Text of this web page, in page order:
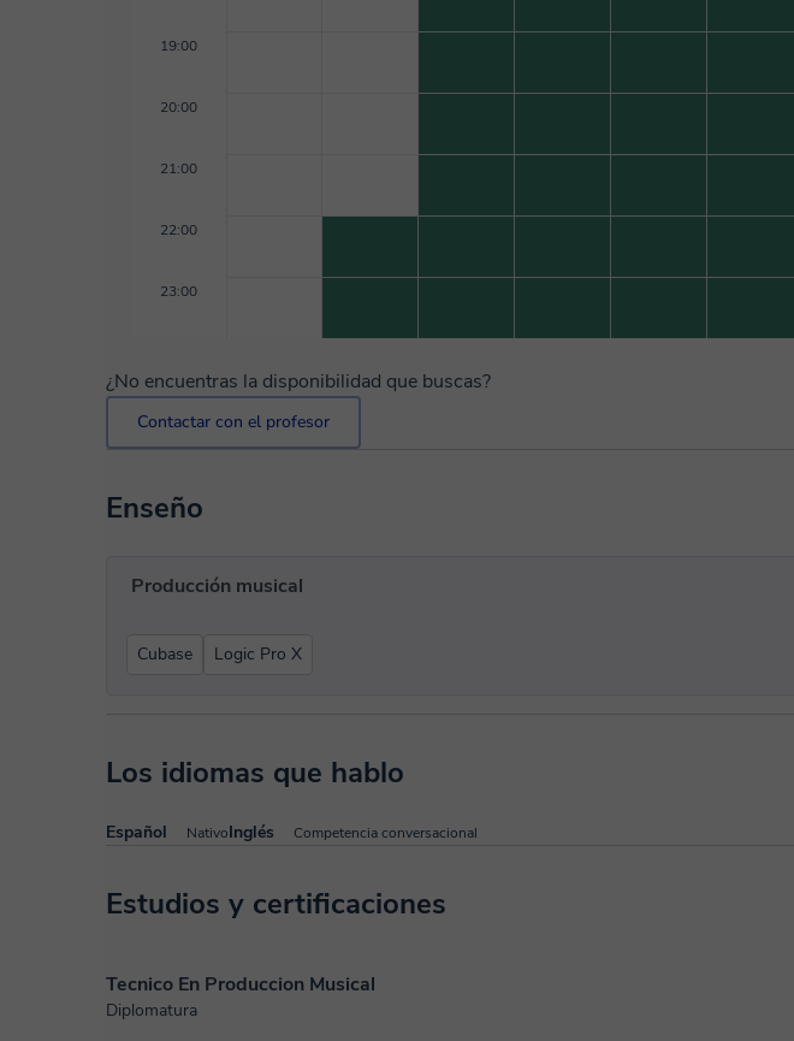
19:00
20:00
21:00
22:00
23:00
¿No encuentras la disponibilidad que buscas?
Contactar con el profesor
Enseño
Producción musical
Cubase Logic Pro X
Los idiomas que hablo
Español NativoInglés Competencia conversacional
Estudios y certificaciones
Tecnico En Produccion Musical
Diplomatura